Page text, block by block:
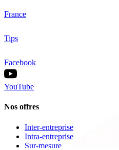
France
Tips
Facebook
YouTube
Nos offres
Inter-entreprise
Intra-entreprise
Sur-mesure